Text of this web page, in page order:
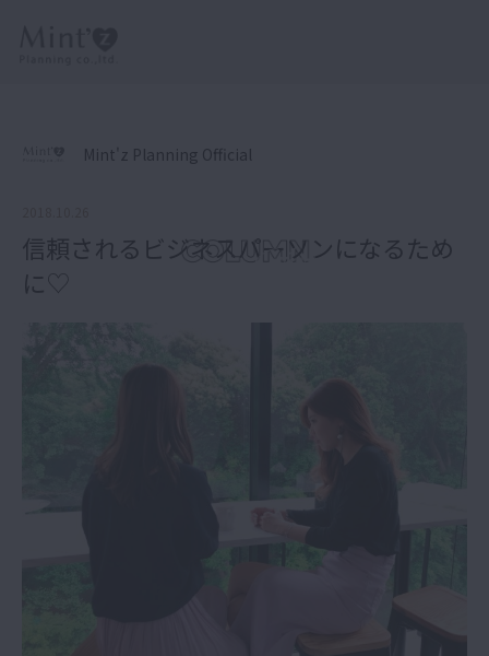
Mint'z Planning Official
信頼されるビジネスパーソンになるため
に♡